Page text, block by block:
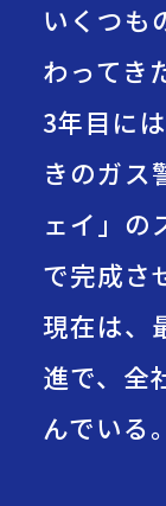
募集要
個人情
いくつも
わってき
3年目に
きのガス
ェイ」の
で完成さ
現在は、
進で、全
んでいる。